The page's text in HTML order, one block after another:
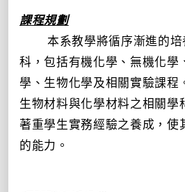
課程規劃
本系教學將循序漸進的
科，包括有機化學、無機化學
學、生物化學及相關實驗課程
生物材料與化學材料之相關學
著重學生實務經驗之養成，使
的能力。